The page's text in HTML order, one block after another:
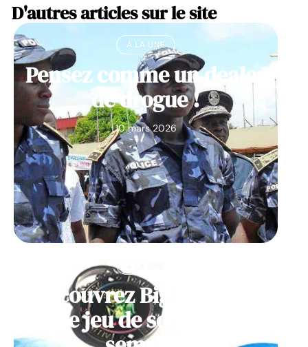
D'autres articles sur le site
À LA UNE
Pensez comme un dealer
de drogue !
10 mars 2026
Découvrez Big Monster,
notre jeu de société de la